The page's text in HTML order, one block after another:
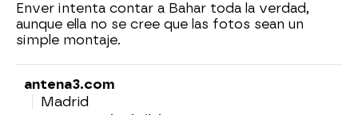
Enver intenta contar a Bahar toda la verdad,
aunque ella no se cree que las fotos sean un
simple montaje.
antena3.com
Madrid